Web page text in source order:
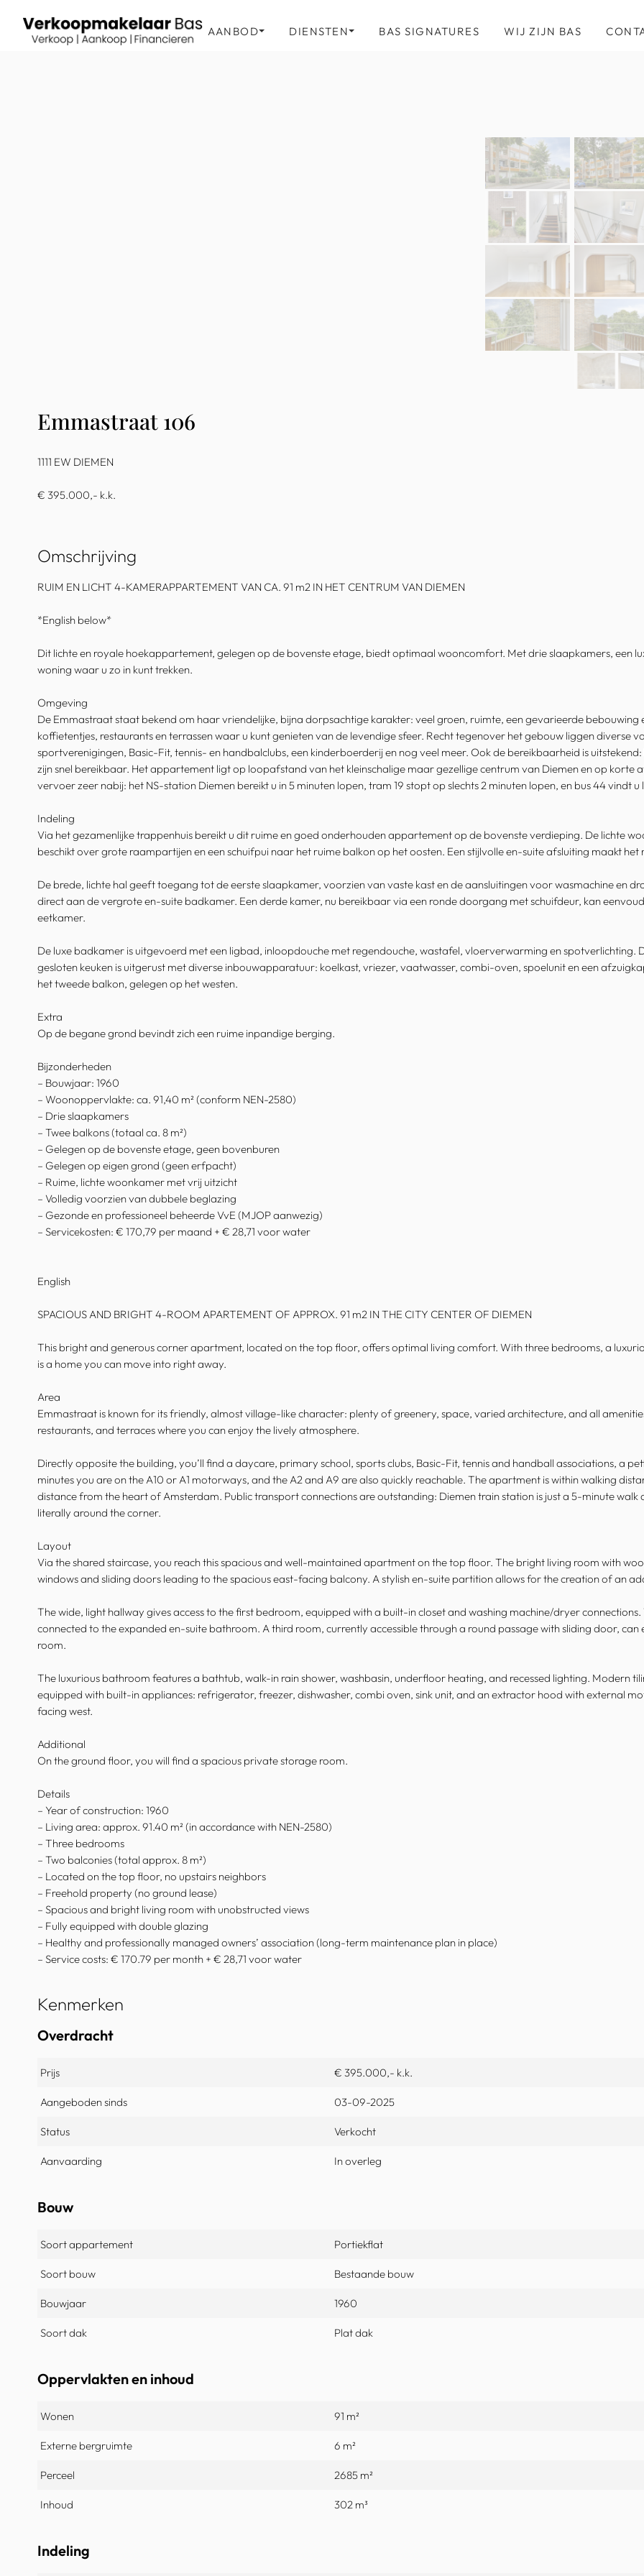
AANBOD DIENSTEN BAS SIGNATURES WIJ ZIJN BAS
Emmastraat 106
1111 EW DIEMEN
€ 395.000,- k.k.
Omschrijving
RUIM EN LICHT 4-KAMERAPPARTEMENT VAN CA. 91 m2 IN HET CENTRUM VAN DIEMEN
*English below*
Dit lichte en royale hoekappartement, gelegen op de bovenste etage, biedt optimaal wooncomfort. Met drie slaapkamers, een
woning waar u zo in kunt trekken.
Omgeving
De Emmastraat staat bekend om haar vriendelijke, bijna dorpsachtige karakter: veel groen, ruimte, een gevarieerde
koffietentjes, restaurants en terrassen waar u kunt genieten van de levendige sfeer. Recht tegenover het gebouw liggen diverse
sportverenigingen, Basic-Fit, tennis- en handbalclubs, een kinderboerderij en nog veel meer. Ook de bereikbaarheid is
zijn snel bereikbaar. Het appartement ligt op loopafstand van het kleinschalige maar gezellige centrum van Diemen en op
vervoer zeer nabij: het NS-station Diemen bereikt u in 5 minuten lopen, tram 19 stopt op slechts 2 minuten lopen, en bus 44 vindt u
Indeling
Via het gezamenlijke trappenhuis bereikt u dit ruime en goed onderhouden appartement op de bovenste verdieping. De lichte
beschikt over grote raampartijen en een schuifpui naar het ruime balkon op het oosten. Een stijlvolle en-suite afsluiting maakt
De brede, lichte hal geeft toegang tot de eerste slaapkamer, voorzien van vaste kast en de aansluitingen voor wasmachine en
direct aan de vergrote en-suite badkamer. Een derde kamer, nu bereikbaar via een ronde doorgang met schuifdeur, kan
eetkamer.
De luxe badkamer is uitgevoerd met een ligbad, inloopdouche met regendouche, wastafel, vloerverwarming en spotverlichting.
gesloten keuken is uitgerust met diverse inbouwapparatuur: koelkast, vriezer, vaatwasser, combi-oven, spoelunit en een
het tweede balkon, gelegen op het westen.
Extra
Op de begane grond bevindt zich een ruime inpandige berging.
Bijzonderheden
– Bouwjaar: 1960
– Woonoppervlakte: ca. 91,40 m² (conform NEN-2580)
– Drie slaapkamers
– Twee balkons (totaal ca. 8 m²)
– Gelegen op de bovenste etage, geen bovenburen
– Gelegen op eigen grond (geen erfpacht)
– Ruime, lichte woonkamer met vrij uitzicht
– Volledig voorzien van dubbele beglazing
– Gezonde en professioneel beheerde VvE (MJOP aanwezig)
– Servicekosten: € 170,79 per maand + € 28,71 voor water
English
SPACIOUS AND BRIGHT 4-ROOM APARTEMENT OF APPROX. 91 m2 IN THE CITY CENTER OF DIEMEN
This bright and generous corner apartment, located on the top floor, offers optimal living comfort. With three bedrooms, a
is a home you can move into right away.
Area
Emmastraat is known for its friendly, almost village-like character: plenty of greenery, space, varied architecture, and all
restaurants, and terraces where you can enjoy the lively atmosphere.
Directly opposite the building, you’ll find a daycare, primary school, sports clubs, Basic-Fit, tennis and handball associations, a
minutes you are on the A10 or A1 motorways, and the A2 and A9 are also quickly reachable. The apartment is within walking
distance from the heart of Amsterdam. Public transport connections are outstanding: Diemen train station is just a 5-minute walk
literally around the corner.
Layout
Via the shared staircase, you reach this spacious and well-maintained apartment on the top floor. The bright living room with
windows and sliding doors leading to the spacious east-facing balcony. A stylish en-suite partition allows for the creation of an
The wide, light hallway gives access to the first bedroom, equipped with a built-in closet and washing machine/dryer
connected to the expanded en-suite bathroom. A third room, currently accessible through a round passage with sliding door,
room.
The luxurious bathroom features a bathtub, walk-in rain shower, washbasin, underfloor heating, and recessed lighting. Modern
equipped with built-in appliances: refrigerator, freezer, dishwasher, combi oven, sink unit, and an extractor hood with external
facing west.
Additional
On the ground floor, you will find a spacious private storage room.
Details
– Year of construction: 1960
– Living area: approx. 91.40 m² (in accordance with NEN-2580)
– Three bedrooms
– Two balconies (total approx. 8 m²)
– Located on the top floor, no upstairs neighbors
– Freehold property (no ground lease)
– Spacious and bright living room with unobstructed views
– Fully equipped with double glazing
– Healthy and professionally managed owners’ association (long-term maintenance plan in place)
– Service costs: € 170.79 per month + € 28,71 voor water
Kenmerken
Overdracht
Prijs € 395.000,- k.k.
Aangeboden sinds 03-09-2025
Status Verkocht
Aanvaarding In overleg
Bouw
Soort appartement Portiekflat
Soort bouw Bestaande bouw
Bouwjaar 1960
Soort dak Plat dak
Oppervlakten en inhoud
Wonen 91 m²
Externe bergruimte 6 m²
Perceel 2685 m²
Inhoud 302 m³
Indeling